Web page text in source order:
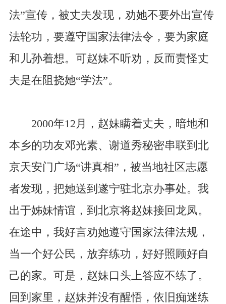
法”宣传，被丈夫发现，劝她不要外出宣传
法轮功，要遵守国家法律法令，要为家庭
和儿孙着想。可赵妹不听劝，反而责怪丈
夫是在阻挠她“学法”。
2000年12月，赵妹瞒着丈夫，暗地和
本乡的功友邓光素、谢道秀秘密串联到北
京天安门广场“讲真相”，被当地社区志愿
者发现，把她送到遂宁驻北京办事处。我
出于姊妹情谊，到北京将赵妹接回龙凤。
在途中，我好言劝她遵守国家法律法规，
当一个好公民，放弃练功，好好照顾好自
己的家。可是，赵妹口头上答应不练了。
回到家里，赵妹并没有醒悟，依旧痴迷练